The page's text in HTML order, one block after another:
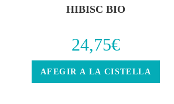
HIBISC BIO
24,75€
AFEGIR A LA CISTELLA